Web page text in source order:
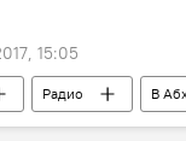
15:05
Радио В